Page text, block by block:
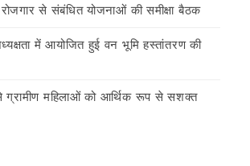
से संबंधित योजनाओं की समीक्षा बैठक
में आयोजित हुई वन भूमि हस्तांतरण की
ग्रामीण महिलाओं को आर्थिक रूप से सशक्त